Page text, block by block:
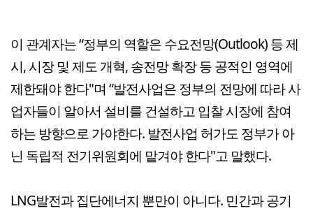
이 관계자는 “정부의 역할은 수요전망(Outlook) 등 제
시, 시장 및 제도 개혁, 송전망 확장 등 공적인 영역에
제한돼야 한다"며 “발전사업은 정부의 전망에 따라 사
업자들이 알아서 설비를 건설하고 입찰 시장에 참여
하는 방향으로 가야한다. 발전사업 허가도 정부가 아
닌 독립적 전기위원회에 맡겨야 한다"고 말했다.
LNG발전과 집단에너지 뿐만이 아니다. 민간과 공기